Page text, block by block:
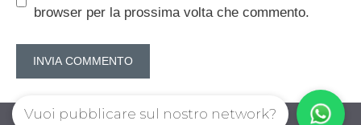
browser per la prossima volta che commento.
Vuoi pubblicare sul nostro network?